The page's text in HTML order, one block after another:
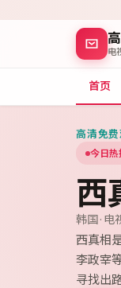
电
首页
高清免
今日热
西
韩国· 电
西真相
李政宰
寻找出